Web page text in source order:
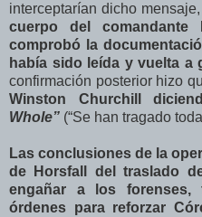
interceptarían dicho
cuerpo del
comprobó la
había sido leída y vuelta a
confirmación posterior hizo
Winston Churchill
Whole” (“Se han tragado
Las conclusiones de la
de Horsfall del traslado
engañar a los forenses,
órdenes para reforzar